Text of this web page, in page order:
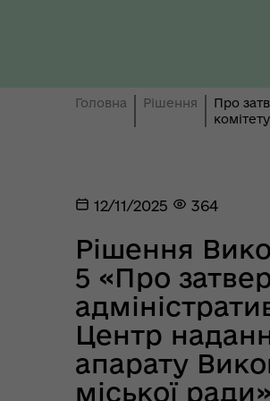
Ради України з
Регіональне
Уповноваженого
Ради України з прав
Полтавській області
Головна Рішення
Про
12/11/2025 364
Рішення
5 «Про
Центр
апарату
міської ради»